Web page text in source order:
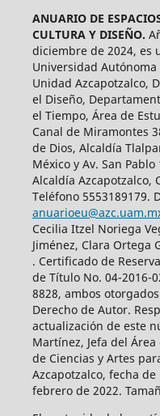
ANUARIO DE
CULTURA Y DISEÑO.
diciembre de 2024, es
Universidad
Unidad Azcapotzalco,
el Diseño,
el Tiempo, Área de
Canal de Miramontes
de Dios, Alcaldía
México y Av. San
Alcaldía Azcapotzalco,
Teléfono 5553189179.
Cecilia Itzel Noriega
Jiménez, Clara Ortega
. Certificado de
de Título No. 04-2016-
8828, ambos
Derecho de Autor.
actualización de este
Martínez, Jefa del
de Ciencias y Artes
Azcapotzalco, fecha
febrero de 2022.